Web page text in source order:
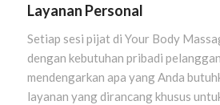
Layanan Personal
Setiap sesi pijat di Your Body
dengan kebutuhan pribadi
mendengarkan apa yang Anda
layanan yang dirancang khusus